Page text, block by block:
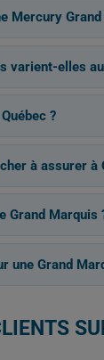
Mercury
varient-elles
?
à assurer à
Grand Marquis
une Grand